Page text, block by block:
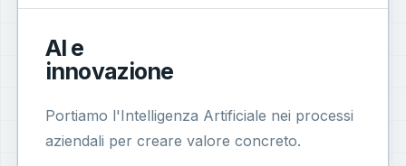
AI e
innovazione
Portiamo l'Intelligenza Artificiale nei processi
aziendali per creare valore concreto.